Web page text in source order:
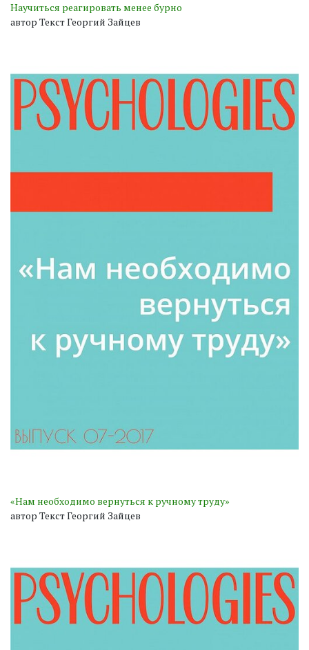
Научиться реагировать менее бурно
автор Текст Георгий Зайцев
«Нам необходимо вернуться к ручному труду»
автор Текст Георгий Зайцев